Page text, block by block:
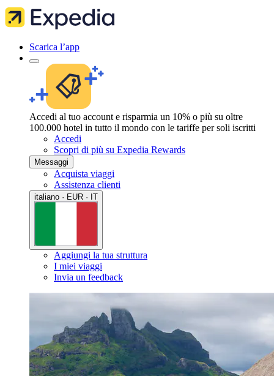
Scarica l’app
Accedi al tuo account e risparmia un 10% o più su oltre
100.000 hotel in tutto il mondo con le tariffe per soli iscritti
Accedi
Scopri di più su Expedia Rewards
Messaggi
Acquista viaggi
Assistenza clienti
italiano · EUR · IT
Aggiungi la tua struttura
I miei viaggi
Invia un feedback